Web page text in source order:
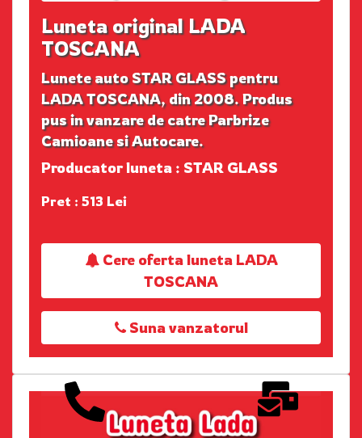
Luneta original LADA
TOSCANA
Lunete auto STAR GLASS pentru
LADA TOSCANA, din 2008. Produs
pus in vanzare de catre Parbrize
Camioane si Autocare.
Producator luneta : STAR GLASS
Pret : 513 Lei
Cere oferta luneta LADA
TOSCANA
Suna vanzatorul